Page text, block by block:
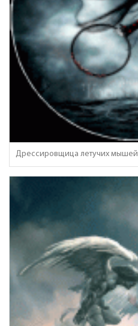
Дрессировщица летучих мышей